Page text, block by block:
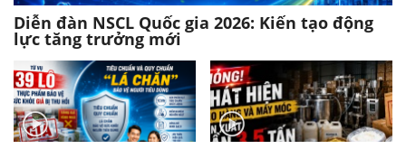
Diễn đàn NSCL Quốc gia 2026: Kiến tạo động
lực tăng trưởng mới